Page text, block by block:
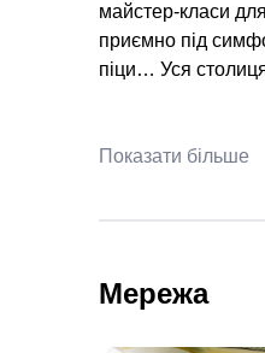
майстер-класи
приємно під
піци… Уся
Показати більше
Мережа